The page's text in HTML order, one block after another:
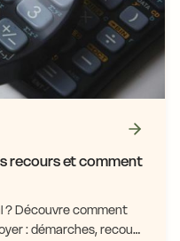
recours et comment
? Découvre comment
: démarches, recours